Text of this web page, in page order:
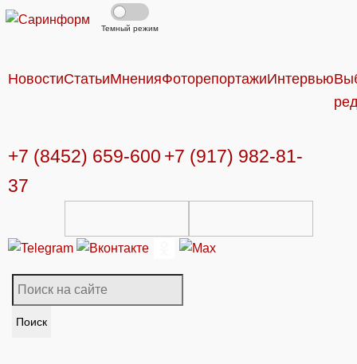
Темный режим
НовостиСтатьиМненияФоторепортажиИнтервью
+7 (8452) 659-600 +7 (917) 982-81-
37
Поиск